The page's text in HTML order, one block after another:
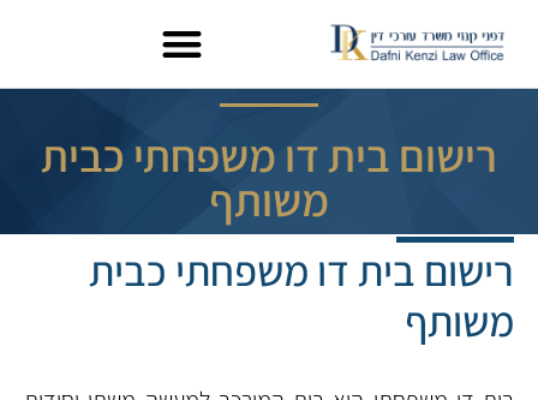
רישום בית דו משפחתי כבית
משותף
רישום בית דו משפחתי כבית
משותף